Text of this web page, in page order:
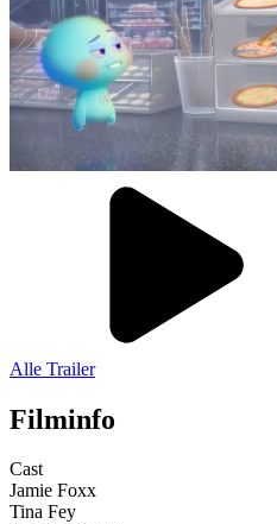
Alle Trailer
Filminfo
Cast
Jamie Foxx
Tina Fey